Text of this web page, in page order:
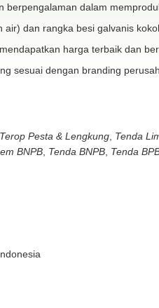
dalam
dan rangka besi galvanis
harga terbaik dan
sesuai dengan branding
Pesta & Lengkung, Tenda
BNPB, Tenda BNPB, Tenda